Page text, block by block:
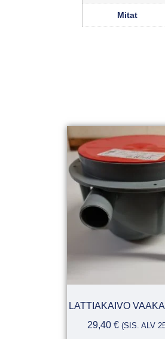
Mitat
LATTIAKAIVO
29,40 € (SIS. ALV